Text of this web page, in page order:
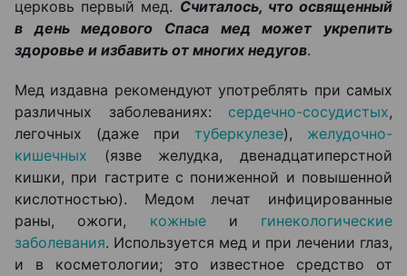
церковь первый мед. Считалось, что освященный
в день медового Спаса мед может укрепить
здоровье и избавить от многих недугов.
Мед издавна рекомендуют употреблять при самых
различных заболеваниях: сердечно-сосудистых,
легочных (даже при туберкулезе), желудочно-
кишечных (язве желудка, двенадцатиперстной
кишки, при гастрите с пониженной и повышенной
кислотностью). Медом лечат инфицированные
раны, ожоги, кожные и гинекологические
заболевания. Используется мед и при лечении глаз,
и в косметологии; это известное средство от